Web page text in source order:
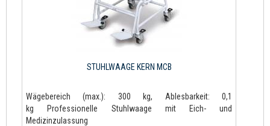
STUHLWAAGE KERN MCB
Wägebereich (max.): 300 kg, Ablesbarkeit: 0,1
kg Professionelle Stuhlwaage mit Eich- und
Medizinzulassung